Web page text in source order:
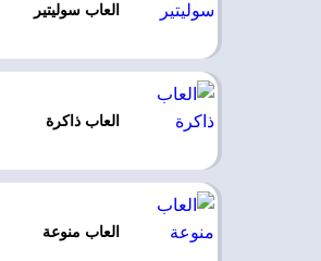
العاب سوليتير
العاب ذاكرة
العاب منوعة